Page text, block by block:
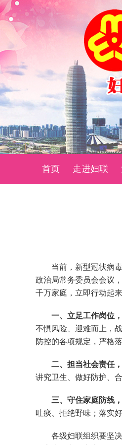
首页 走进妇联
当前，新型冠状病毒
政治局常务委员会会议
千万家庭，立即行动起
一、立足工作岗位
不惧风险、迎难而上，
防控的各项规定，严格
二、担当社会责任
讲究卫生、做好防护、
三、守住家庭防线
吐痰、拒绝野味；落实
各级妇联组织要坚决